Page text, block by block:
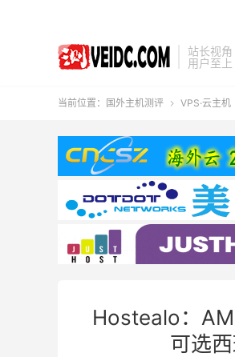
站长视角
用户至上
当前位置： 国外主机测评  VPS·云主机
Hostealo：
可选